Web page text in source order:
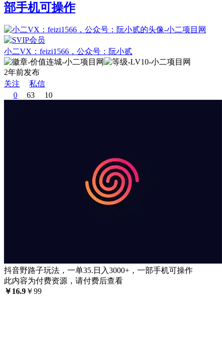
部手机可操作
小二VX：feizi1566，公众号：阮小贰
2年前发布
关注
私信
0
63 10
抖音野路子玩法，一单35.日入3000+，一部手机可操作
此内容为付费资源，请付费后查看
￥16.9 ￥99